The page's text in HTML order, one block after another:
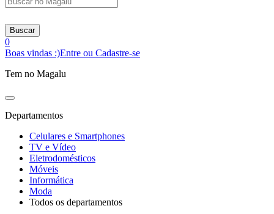
Buscar
0
Boas vindas :)Entre ou Cadastre-se
Tem no Magalu
Departamentos
Celulares e Smartphones
TV e Vídeo
Eletrodomésticos
Móveis
Informática
Moda
Todos os departamentos